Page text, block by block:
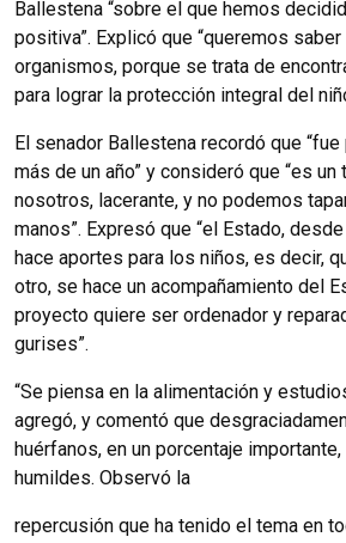
Ballestena “sobre el que hemos
positiva”. Explicó que “queremos
organismos, porque se trata de
para lograr la protección integral del
El senador Ballestena recordó que
más de un año” y consideró que “es
nosotros, lacerante, y no podemos
manos”. Expresó que “el Estado,
hace aportes para los niños, es decir,
otro, se hace un acompañamiento del
proyecto quiere ser ordenador y
gurises”.
“Se piensa en la alimentación y
agregó, y comentó que
huérfanos, en un porcentaje
humildes. Observó la
repercusión que ha tenido el tema en